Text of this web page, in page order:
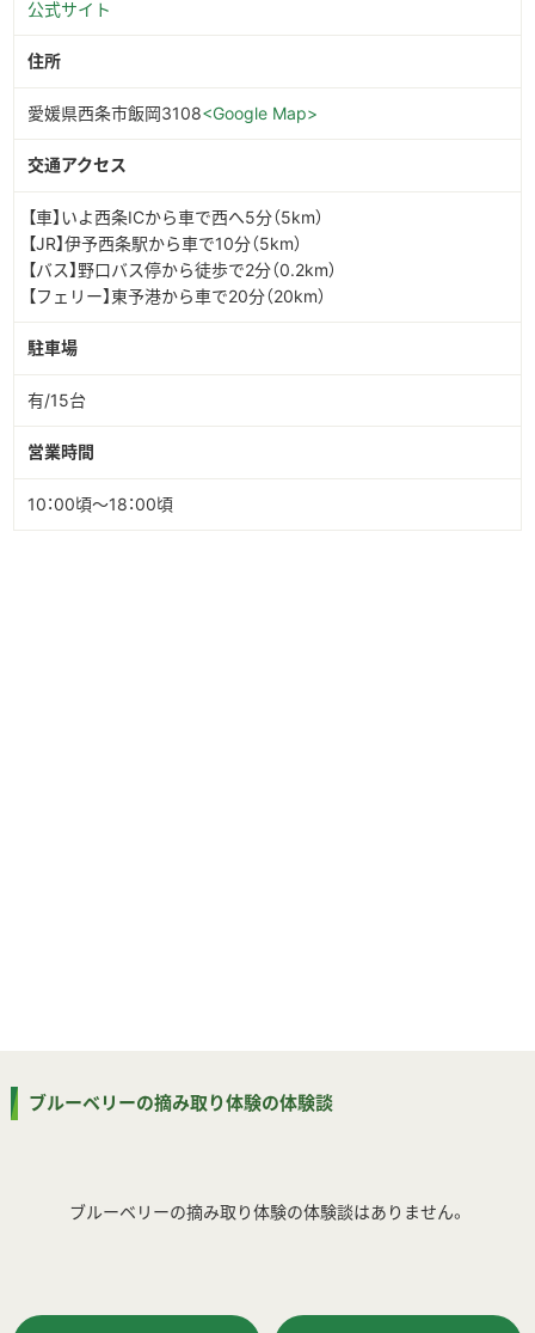
公式サイト
住所
愛媛県西条市飯岡3108<Google Map>
交通アクセス
【車】いよ西条ICから車で西へ5分（5km）
【JR】伊予西条駅から車で10分（5km）
【バス】野口バス停から徒歩で2分（0.2km）
【フェリー】東予港から車で20分（20km）
駐車場
有/15台
営業時間
10：00頃～18：00頃
ブルーベリーの摘み取り体験の体験談
ブルーベリーの摘み取り体験の体験談はありません。